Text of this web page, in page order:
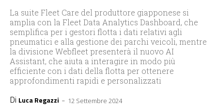
La suite Fleet Care del produttore giapponese si
amplia con la Fleet Data Analytics Dashboard, che
semplifica per i gestori flotta i dati relativi agli
pneumatici e alla gestione dei parchi veicoli, mentre
la divisione Webfleet presenterà il nuovo AI
Assistant, che aiuta a interagire in modo più
efficiente con i dati della flotta per ottenere
approfondimenti rapidi e personalizzati
Di Luca Regazzi - 12 Settembre 2024